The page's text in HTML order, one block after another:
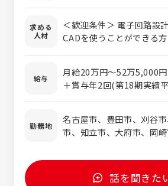
様々な分野で、設計・開発
に携わることができます
度がしっかりありますので安
ジェクトを一部紹介》 ■
車・二輪車】 ◎車載用モ
の開発 ◎ワイヤーハーネ
電 他】 ◎電動工具の電子
器・計測機器向けFPGA
設計 ◎LSI開発（CMOSイ
調機器の電子制御設計 ◎
求める
人材
＜歓迎条件＞ 電子回路設
CADを使うことができる
験・スキルをお持ちの方
情報系の学校（高校・高専
た方 ◎自動車やバイク等
どの製品に興味のある方 ◎
活かし『設計者』として更
給与
月給20万円～52万5,000
＋賞与年2回(第18期実績平
生、給与に変わりはありま
例》 ■年収410万円／20
給、各種手当、賞与含む
代 ※月給、各種手当、賞
勤務地
名古屋市、豊田市、刈谷
市、知立市、大府市、岡
話を聞きた